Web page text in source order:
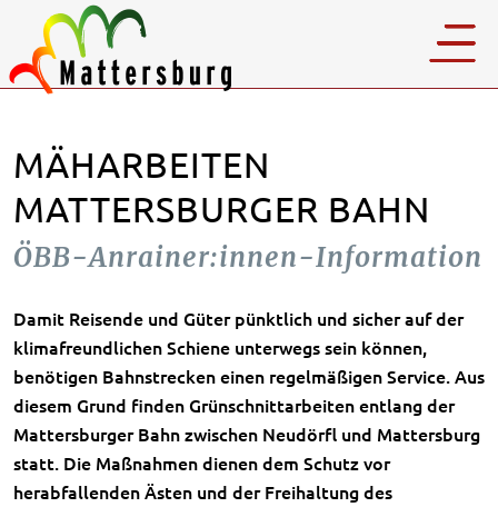
MÄHARBEITEN
MATTERSBURGER BAHN
ÖBB-Anrainer:innen-Information
Damit Reisende und Güter pünktlich und sicher auf der
klimafreundlichen Schiene unterwegs sein können,
benötigen Bahnstrecken einen regelmäßigen Service. Aus
diesem Grund finden Grünschnittarbeiten entlang der
Mattersburger Bahn zwischen Neudörfl und Mattersburg
statt. Die Maßnahmen dienen dem Schutz vor
herabfallenden Ästen und der Freihaltung des